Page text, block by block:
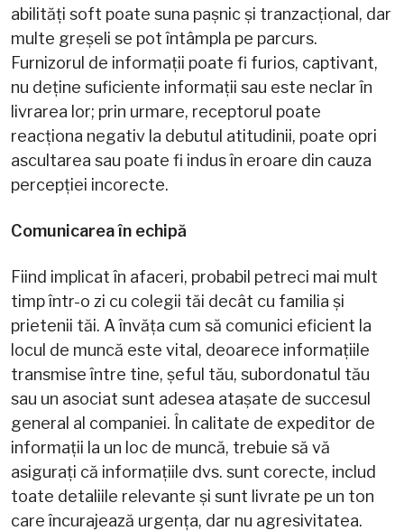
abilități soft poate suna pașnic și tranzacțional, dar
multe greșeli se pot întâmpla pe parcurs.
Furnizorul de informații poate fi furios, captivant,
nu deține suficiente informații sau este neclar în
livrarea lor; prin urmare, receptorul poate
reacționa negativ la debutul atitudinii, poate opri
ascultarea sau poate fi indus în eroare din cauza
percepției incorecte.
Comunicarea în echipă
Fiind implicat în afaceri, probabil petreci mai mult
timp într-o zi cu colegii tăi decât cu familia și
prietenii tăi. A învăța cum să comunici eficient la
locul de muncă este vital, deoarece informațiile
transmise între tine, șeful tău, subordonatul tău
sau un asociat sunt adesea atașate de succesul
general al companiei. În calitate de expeditor de
informații la un loc de muncă, trebuie să vă
asigurați că informațiile dvs. sunt corecte, includ
toate detaliile relevante și sunt livrate pe un ton
care încurajează urgența, dar nu agresivitatea.